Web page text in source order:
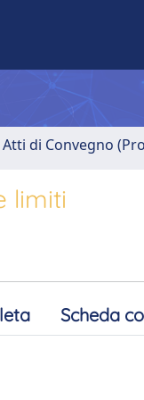
di Convegno
limiti
Scheda